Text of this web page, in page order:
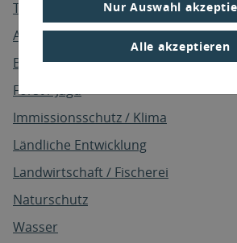
Nur Auswahl
Alle akzeptieren
Themen
Abfallwirtschaft
Boden
Forst / Jagd
Immissionsschutz / Klima
Ländliche Entwicklung
Landwirtschaft / Fischerei
Naturschutz
Wasser